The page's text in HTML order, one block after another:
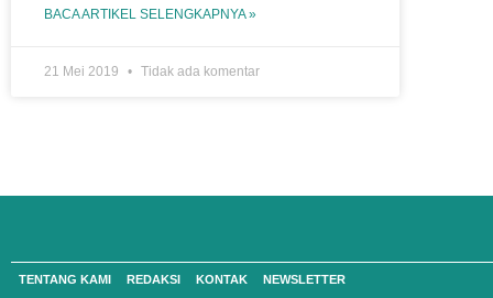
BACA ARTIKEL SELENGKAPNYA »
21 Mei 2019 Tidak ada komentar
TENTANG KAMI REDAKSI KONTAK NEWSLETTER